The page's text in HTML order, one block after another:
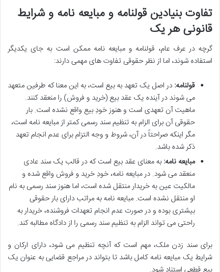
تفاوت بنیادین قولنامه و مبایعه نامه و شرایط
قانونی هر یک
گرچه در عرف عام، قولنامه و مبایعه نامه ممکن است به جای یکدیگر
استفاده شوند، اما از نظر حقوقی تفاوت های مهمی دارند:
قولنامه: در اصل یک تعهد به بیع است، به این معنا که طرفین متعهد
می شوند در آینده یک عقد بیع (خرید و فروش) را منعقد کنند.
ماهیت آن تعهدی است و هنوز خودِ بیع واقع نشده است. بار
حقوقی آن برای الزام به تنظیم سند رسمی کمتر از مبایعه نامه است،
مگر اینکه صراحتاً در آن، شروط و وجه التزام برای عدم انجام تعهد
ذکر شده باشد.
مبایعه نامه: به معنای عقد بیع است که در قالب یک سند عادی
منعقد می شود. در مبایعه نامه، خودِ خرید و فروش واقع شده و
مالکیت عین به خریدار منتقل شده است، اما هنوز سند رسمی به نام
او منتقل نشده است. مبایعه نامه به مراتب دارای بار حقوقی
بیشتری بوده و در صورت عدم انجام تعهدات فروشنده، خریدار به
راحتی می تواند الزام به تنظیم سند رسمی را از دادگاه مطالبه کند.
برای سند زدن ملک، مهم است که آنچه تنظیم می شود، دارای ارکان و
شرایط یک مبایعه نامه کامل باشد تا بتواند در مراجع قضایی به عنوان یک